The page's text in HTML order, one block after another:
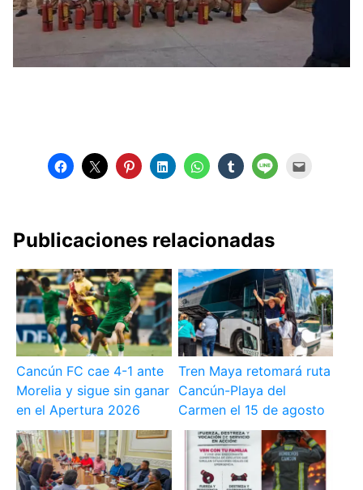
Publicaciones relacionadas
Cancún FC cae 4-1 ante
Morelia y sigue sin ganar
en el Apertura 2026
Tren Maya retomará ruta
Cancún-Playa del
Carmen el 15 de agosto